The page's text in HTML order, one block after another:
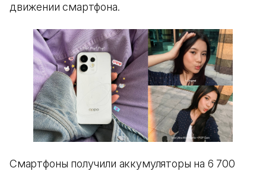
движении смартфона.
Смартфоны получили аккумуляторы на 6 700